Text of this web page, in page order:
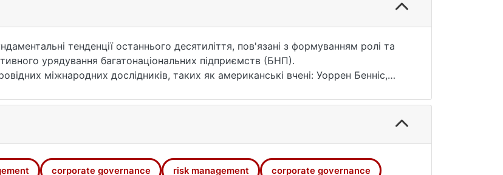
тенденції останнього десятиліття, пов'язані з формуванням ролі та
урядування багатонаціональних підприємств (БНП).
міжнародних дослідників, таких як американські вчені: Уоррен Бенніс,
тридцяти, Інститут міжнародних фінансів та Організація економічного
чітко вказує, що невдачі в управлінні ризиками БНП протягом багатьох років
галузях, коли як у енергетичному секторі такі невдачі призводили не тільки до
Серед найбільш значущих інцидентів можна виділити аварії на нафтовій
Horizon) британського нафтогазового БНП ВР у 2010 році в Мексиканській
corporate governance risk management corporate governance